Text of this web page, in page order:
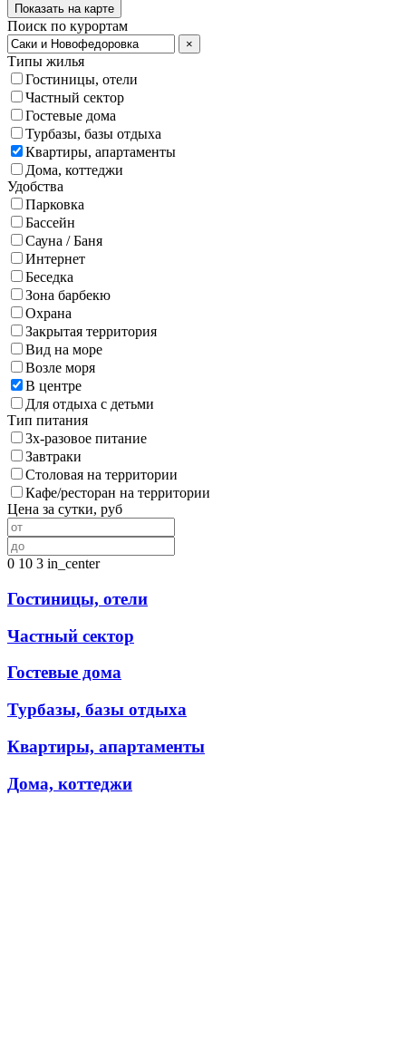
Показать на карте
Поиск по курортам
×
Типы жилья
Гостиницы, отели
Частный сектор
Гостевые дома
Турбазы, базы отдыха
Квартиры, апартаменты
Дома, коттеджи
Удобства
Парковка
Бассейн
Сауна / Баня
Интернет
Беседка
Зона барбекю
Охрана
Закрытая территория
Вид на море
Возле моря
В центре
Для отдыха с детьми
Тип питания
3х-разовое питание
Завтраки
Столовая на территории
Кафе/ресторан на территории
Цена за сутки, руб
0 10 3 in_center
Гостиницы, отели
Частный сектор
Гостевые дома
Турбазы, базы отдыха
Квартиры, апартаменты
Дома, коттеджи